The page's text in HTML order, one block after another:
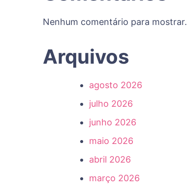
Nenhum comentário para mostrar.
Arquivos
agosto 2026
julho 2026
junho 2026
maio 2026
abril 2026
março 2026